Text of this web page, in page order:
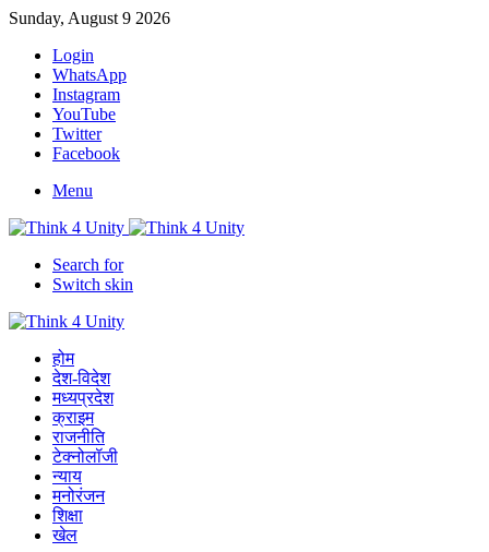
Sunday, August 9 2026
Login
WhatsApp
Instagram
YouTube
Twitter
Facebook
Menu
Search for
Switch skin
होम
देश-विदेश
मध्यप्रदेश
क्राइम
राजनीति
टेक्नोलॉजी
न्याय
मनोरंजन
शिक्षा
खेल